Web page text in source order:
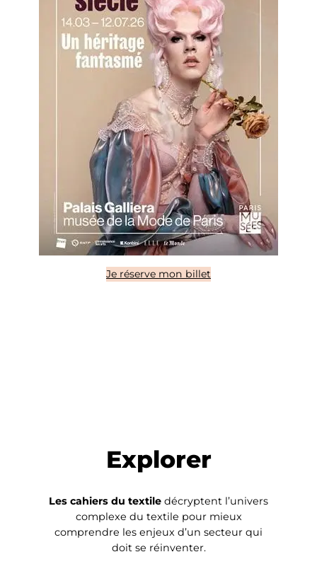
Je réserve mon billet
Explorer
Les cahiers du textile décryptent l’univers
complexe du textile pour mieux
comprendre les enjeux d’un secteur qui
doit se réinventer.